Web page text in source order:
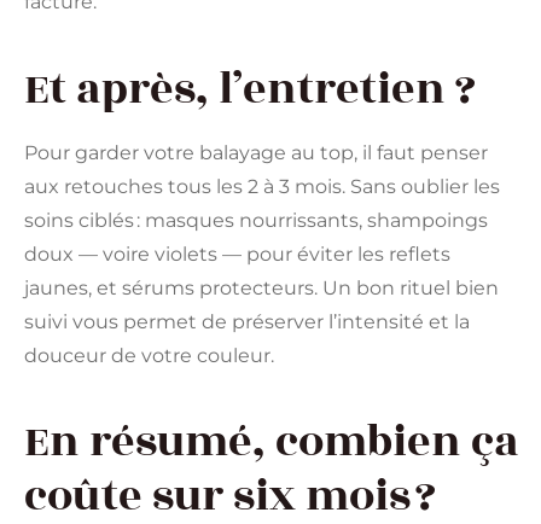
Et après, l’entretien ?
Pour garder votre balayage au top, il faut penser
aux retouches tous les 2 à 3 mois. Sans oublier les
soins ciblés : masques nourrissants, shampoings
doux — voire violets — pour éviter les reflets
jaunes, et sérums protecteurs. Un bon rituel bien
suivi vous permet de préserver l’intensité et la
douceur de votre couleur.
En résumé, combien ça
coûte sur six mois ?